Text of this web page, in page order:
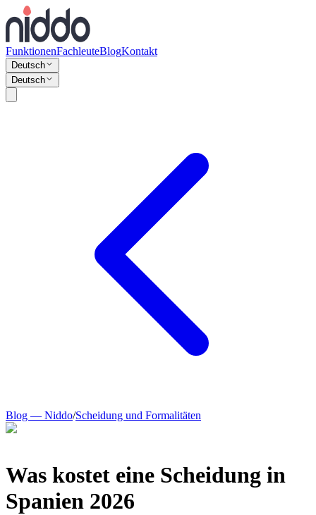
FunktionenFachleuteBlogKontakt
Deutsch
Deutsch
Blog — Niddo/Scheidung und Formalitäten
Was kostet eine Scheidung in
Spanien 2026